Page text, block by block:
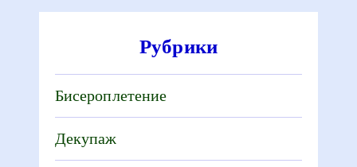
Рубрики
Бисероплетение
Декупаж